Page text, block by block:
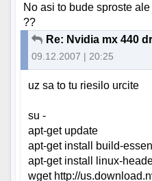
No asi to bude sproste
??
Re: Nvidia mx 440
09.12.2007 | 20:25
uz sa to tu riesilo urcite
su -
apt-get update
apt-get install build-
apt-get install linux-
wget http://